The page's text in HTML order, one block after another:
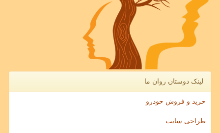
لینک دوستان روان ما
خرید و فروش خودرو
طراحی سایت